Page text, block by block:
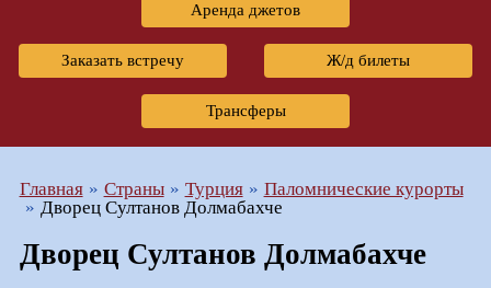
Аренда джетов
Заказать встречу Ж/д билеты
Трансферы
Главная Страны Турция
Паломнические курорты
Дворец Султанов Долмабахче
Дворец Султанов Долмабахче